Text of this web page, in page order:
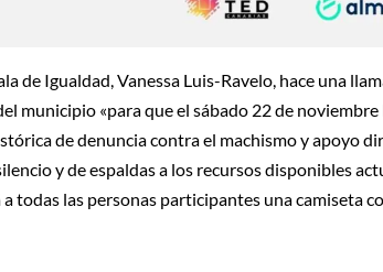
de Igualdad, Vanessa Luis-Ravelo, hace una
municipio «para que el sábado 22 de
de denuncia contra el machismo y apoyo
y de espaldas a los recursos disponibles
todas las personas participantes una camiseta